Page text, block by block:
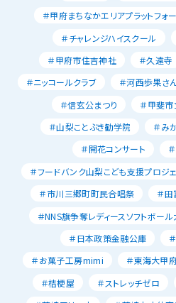
＃甲府まちなかエリアプラットフォ
＃チャレンジハイスクール
＃甲府市住吉神社
＃久遠寺
＃ニッコールクラブ
＃河西歩果さ
＃信玄公まつり
＃甲斐
＃山梨ことぶき勧学院
＃み
＃開花コンサート
＃フードバンク山梨こども支援プロジ
＃市川三郷町町民合唱祭
＃
＃NNS旗争奪レディースソフトボー
＃日本政策金融公庫
＃お菓子工房mimi
＃東海大甲
＃桔梗屋
＃ストレッチゼロ